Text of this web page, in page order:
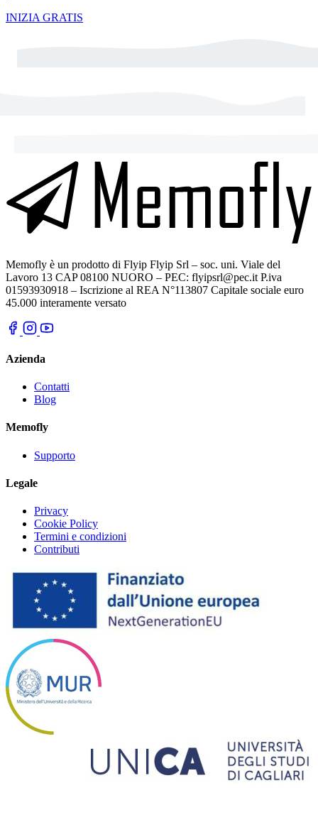
INIZIA GRATIS
Memofly è un prodotto di Flyip Flyip Srl – soc. uni. Viale del
Lavoro 13 CAP 08100 NUORO – PEC: flyipsrl@pec.it P.iva
01593930918 – Iscrizione al REA N°113807 Capitale sociale euro
45.000 interamente versato
Azienda
Contatti
Blog
Memofly
Supporto
Legale
Privacy
Cookie Policy
Termini e condizioni
Contributi